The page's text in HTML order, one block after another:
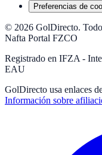
Preferencias de
© 2026 GolDirecto.
Nafta Portal FZCO
Registrado en IFZA -
EAU
GolDirecto usa enlaces
Información sobre